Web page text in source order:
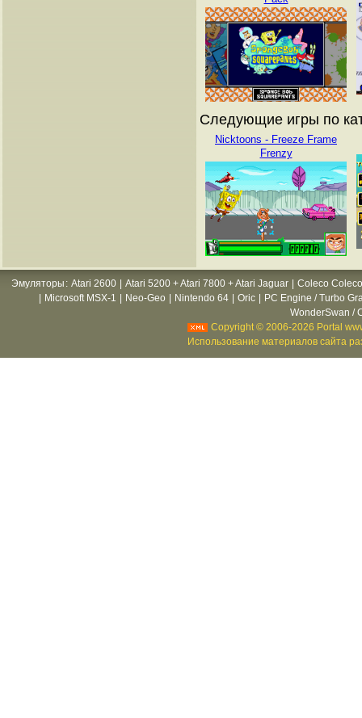
Следующие игры по
Nicktoons - Freeze Frame
Frenzy
Эмуляторы : Atari 2600 Atari 5200 + Atari 7800 + Atari Jaguar
Coleco
Microsoft MSX-1 Neo-Geo Nintendo 64 Oric
PC Engine / Turbo
WonderSwan /
Copyright © 2006-2026 Portal
Использование материалов сайта